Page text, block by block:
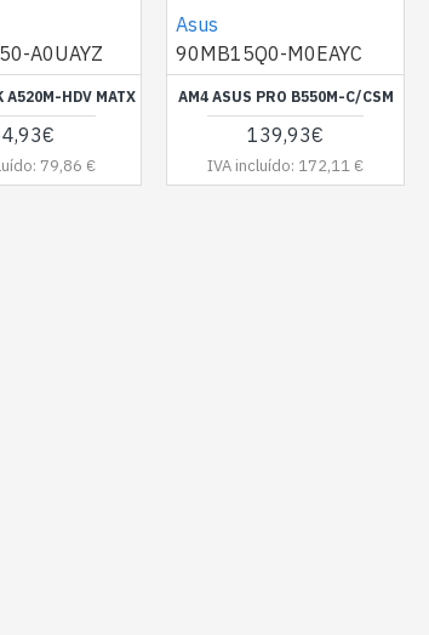
A0UAYZ
A520M-HDV MATX
79,86 €
Asus
90MB15Q0-M0EAYC
AM4 ASUS PRO B550M-C/CSM
139,93€
IVA incluído: 172,11 €